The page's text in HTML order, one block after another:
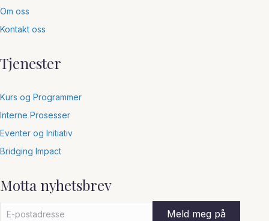
Om oss
Kontakt oss
Tjenester
Kurs og Programmer
Interne Prosesser
Eventer og Initiativ
Bridging Impact
Motta nyhetsbrev